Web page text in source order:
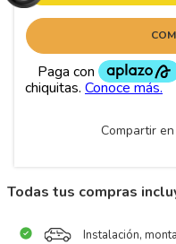
Compartir en
Todas tus compras
Instalación,